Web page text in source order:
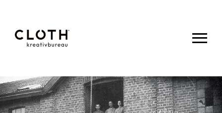
kreativbureau
- Wir sind